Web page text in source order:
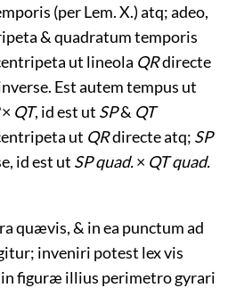
(per Lem. X.) atq; adeo,
& quadratum temporis
ut lineola QRdirecte
Est autem tempus ut
QT, id est ut SP& QT
ut QRdirecte atq; SP
id est ut SP quad.× QT quad.
quævis, & in ea punctum ad
inveniri potest lex vis
figuræ illius perimetro gyrari